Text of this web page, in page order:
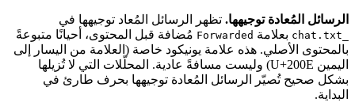
الرسائل المُعادة توجيهها. تظهر الرسائل المُعاد توجيهها في
بعلامة ‎Forwarded مُضافة قبل المحتوى، أحيانًا متبوعةً
بالمحتوى الأصلي. هذه علامة يونيكود خاصة (العلامة من اليسار إلى
اليمين U+200E) وليست مسافةً عادية. المحلّلات التي لا تُزيلها
بشكل صحيح تُصيّر الرسائل المُعادة توجيهها بحرف طارئ في
البداية.